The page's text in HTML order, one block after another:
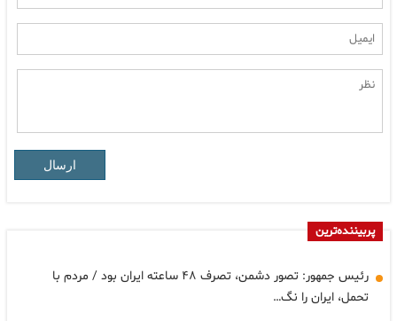
ارسال
پربیننده‌ترین
رئیس جمهور: تصور دشمن، تصرف ۴۸ ساعته ایران بود / مردم با
تحمل، ایران را نگ…